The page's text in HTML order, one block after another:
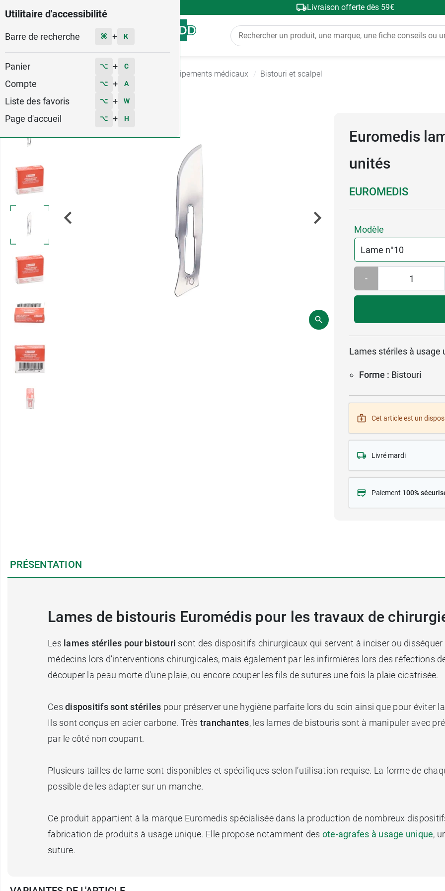
Utilitaire d'accessibilité
Barre de recherche ⌘ + K
Panier ⌥ + C
Compte ⌥ + A
Liste des favoris ⌥ + W
Page d'accueil ⌥ + H
Livraison offerte dès 59€
Menu
Instruments et équipements médicaux Bistouri et scalpel
3
Euromedis
unités
EUROMEDIS
Modèle
-
Lames stériles à usage
Forme : Bistouri
Cet article est un
Livré mardi
Paiement 100%
PRÉSENTATION
Lames de bistouris Euromédis pour les travaux de
Les lames stériles pour bistouri sont des dispositifs chirurgicaux qui servent à inciser ou
médecins lors d’interventions chirurgicales, mais également par les infirmières lors des réfections
découper la peau morte d’une plaie, ou encore couper les fils de sutures une fois la plaie cicatrisée.
Ces dispositifs sont stériles pour préserver une hygiène parfaite lors du soin ainsi que pour éviter
Ils sont conçus en acier carbone. Très tranchantes, les lames de bistouris sont à manipuler avec
par le côté non coupant.
Plusieurs tailles de lame sont disponibles et spécifiques selon l’utilisation requise. La forme de
possible de les adapter sur un manche.
Ce produit appartient à la marque Euromedis spécialisée dans la production de nombreux
fabrication de produits à usage unique. Elle propose notamment des ote-agrafes à usage unique,
suture.